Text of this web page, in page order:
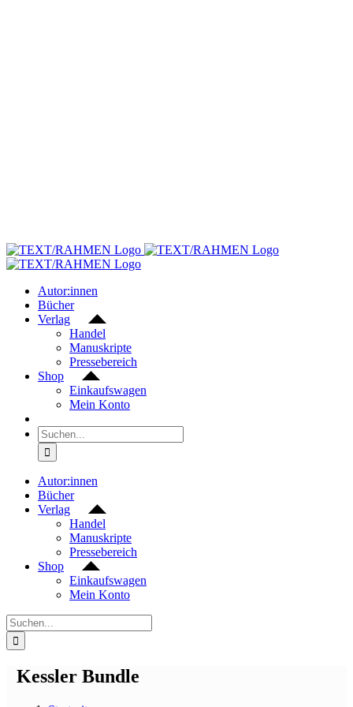
Autor:innen
Bücher
Verlag
Handel
Manuskripte
Pressebereich
Shop
Einkaufswagen
Mein Konto
Suche
nach:
Autor:innen
Bücher
Verlag
Handel
Manuskripte
Pressebereich
Shop
Einkaufswagen
Mein Konto
Suche
nach:
Kessler Bundle